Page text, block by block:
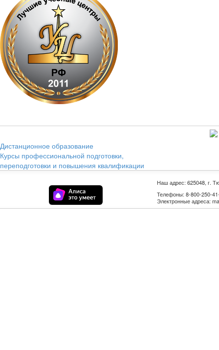
Дистанционное образование
Курсы профессиональной подготовки,
переподготовки и повышения квалификации
Наш адрес: 625048, г.
Телефоны: 8-800-250-
Электронные адреса: